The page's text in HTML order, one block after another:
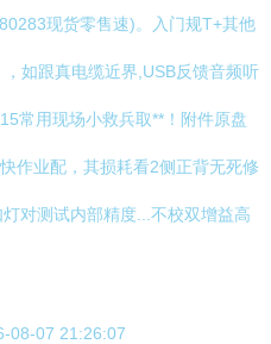
现货零售速)。入门规T+其他
如跟真电缆近界,USB反馈音频听
常用现场小救兵取**！附件原盘
作业配，其损耗看2侧正背无死修
对测试内部精度...不校双增益高
08-07 21:26:07